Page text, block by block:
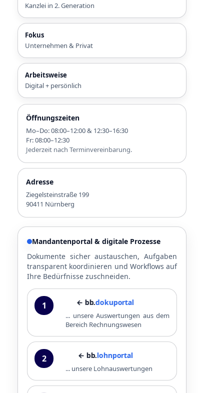
Kanzlei in 2. Generation
Fokus
Unternehmen & Privat
Arbeitsweise
Digital + persönlich
Öffnungszeiten
Mo–Do: 08:00–12:00 & 12:30–16:30
Fr: 08:00–12:30
Jederzeit nach Terminvereinbarung.
Adresse
Ziegelsteinstraße 199
90411 Nürnberg
Mandantenportal & digitale Prozesse
Dokumente sicher austauschen, Aufgaben
transparent koordinieren und Workflows auf
Ihre Bedürfnisse zuschneiden.
1 ← bb.dokuportal
... unsere Auswertungen aus dem
Bereich Rechnungswesen
2 ← bb. lohnportal
... unsere Lohnauswertungen